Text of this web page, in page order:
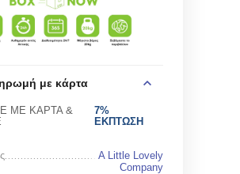
με κάρτα
ΜΕ ΚΑΡΤΑ &
7%
ΕΚΠΤΩΣΗ
A Little Lovely
Company